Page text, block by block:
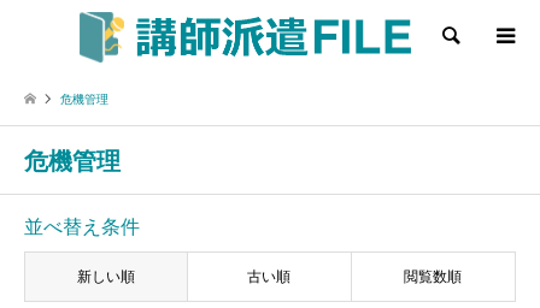
検索
危機管理
危機管理
並べ替え条件
新しい順 古い順 閲覧数順